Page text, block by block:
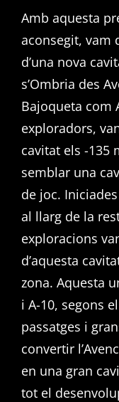
Amb aquesta
aconsegit, vam
d’una nova
s’Ombria des
Bajoqueta com
exploradors,
cavitat els -135
semblar una
de joc.
al llarg de la
exploracions
d’aquesta
zona. Aquesta
i A-10, segons
passatges i
convertir
en una gran
tot el